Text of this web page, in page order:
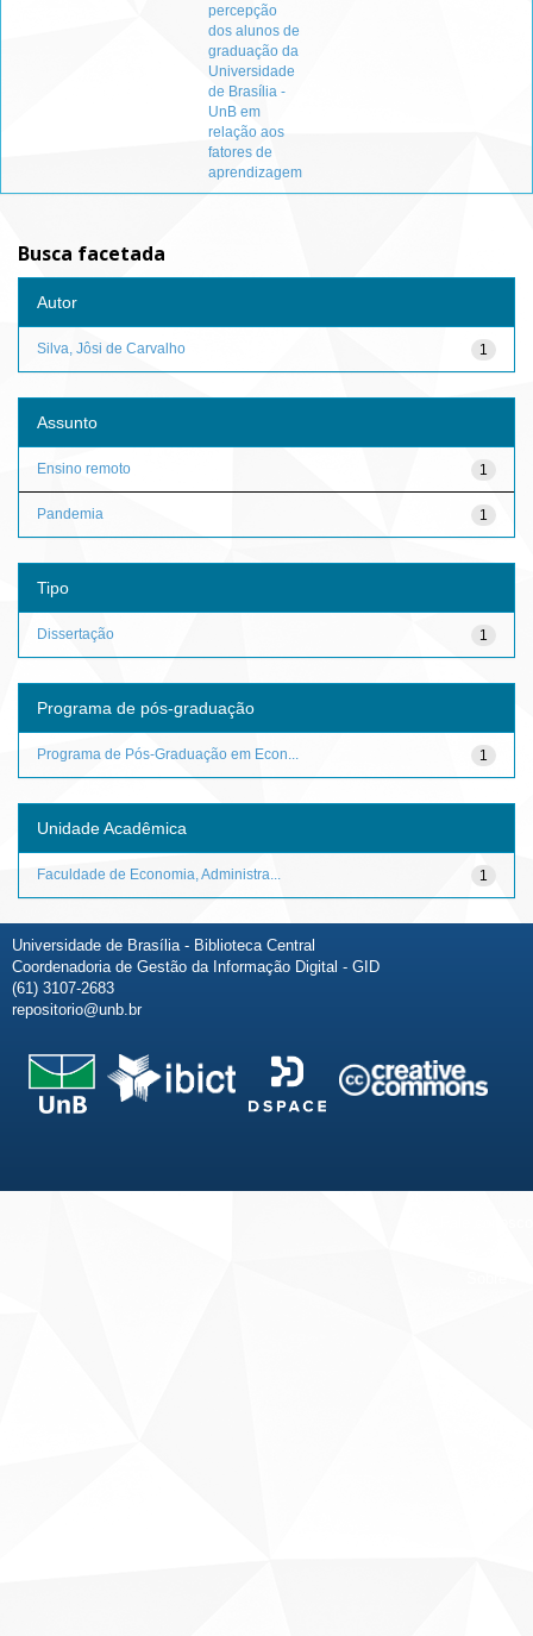
percepção
dos alunos de
graduação da
Universidade
de Brasília -
UnB em
relação aos
fatores de
aprendizagem
Busca facetada
Autor
1
Silva, Jôsi de Carvalho
Assunto
1
Ensino remoto
1
Pandemia
Tipo
1
Dissertação
Programa de pós-graduação
1
Programa de Pós-Graduação em Econ...
Unidade Acadêmica
1
Faculdade de Economia, Administra...
Universidade de Brasília - Biblioteca Central
Coordenadoria de Gestão da Informação Digital - GID
(61) 3107-2683
repositorio@unb.br